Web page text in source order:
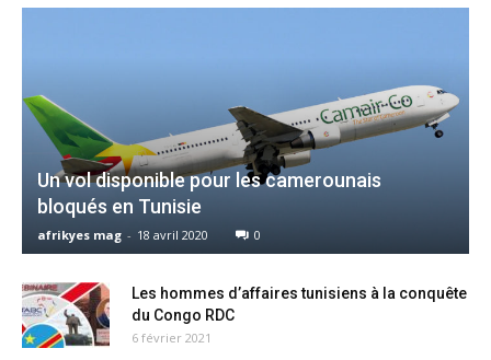
Un vol disponible pour les camerounais
bloqués en Tunisie
afrikyes mag - 18 avril 2020 0
Les hommes d’affaires tunisiens à la conquête
du Congo RDC
6 février 2021